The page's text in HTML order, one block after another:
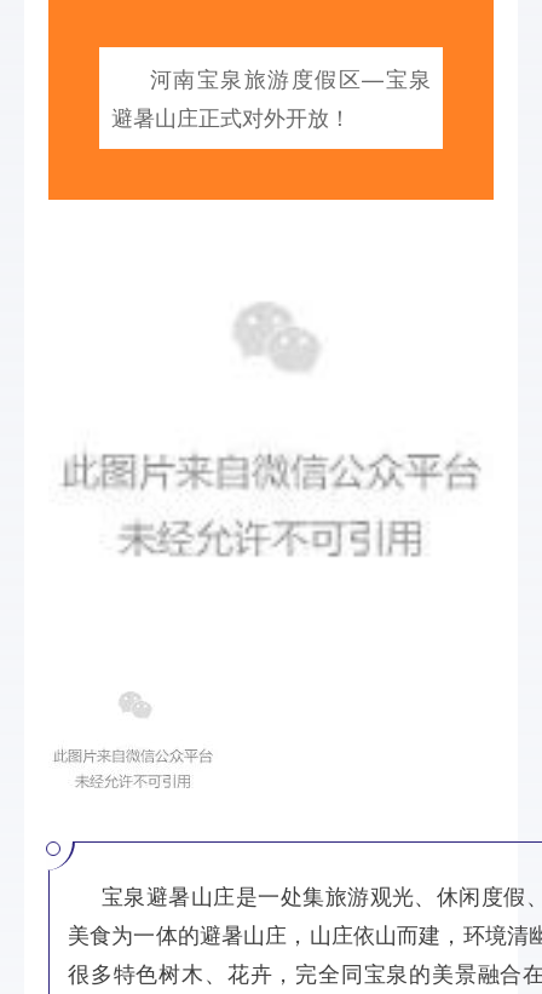
河南宝泉旅游度假区—宝泉
避暑山庄正式对外开放！
宝泉避暑山庄是一处集旅游观光、休闲度假
美食为一体的避暑山庄， 山庄依山而建，环境清
很多特色树木、花卉，完全同宝泉的美景融合